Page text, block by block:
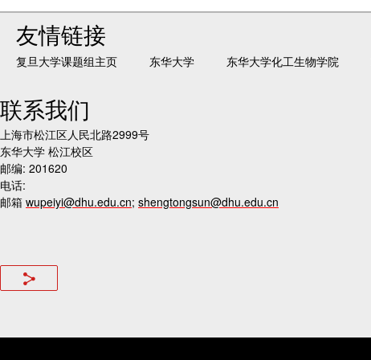
友情链接
复旦大学课题组主页 东华大学 东华大学化工生物学院
联系我们
上海市松江区人民北路2999号
东华大学 松江校区
邮编: 201620
电话:
邮箱 wupeiyi@dhu.edu.cn; shengtongsun@dhu.edu.cn